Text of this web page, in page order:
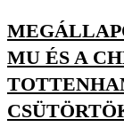
MU ÉS A